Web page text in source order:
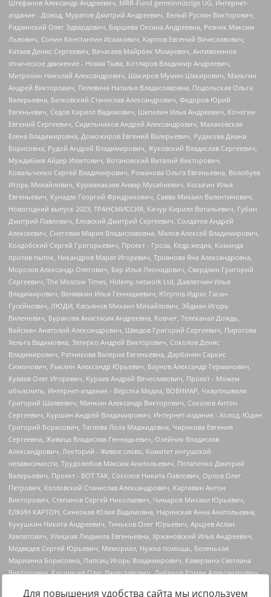
Для повышения удобства сайта мы используем